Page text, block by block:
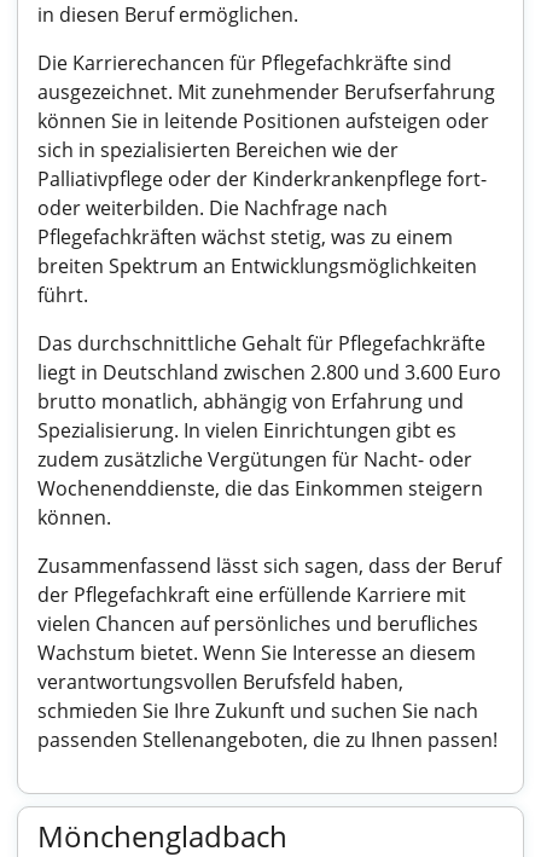
in diesen Beruf ermöglichen.
Die Karrierechancen für Pflegefachkräfte sind
ausgezeichnet. Mit zunehmender Berufserfahrung
können Sie in leitende Positionen aufsteigen oder
sich in spezialisierten Bereichen wie der
Palliativpflege oder der Kinderkrankenpflege fort-
oder weiterbilden. Die Nachfrage nach
Pflegefachkräften wächst stetig, was zu einem
breiten Spektrum an Entwicklungsmöglichkeiten
führt.
Das durchschnittliche Gehalt für Pflegefachkräfte
liegt in Deutschland zwischen 2.800 und 3.600 Euro
brutto monatlich, abhängig von Erfahrung und
Spezialisierung. In vielen Einrichtungen gibt es
zudem zusätzliche Vergütungen für Nacht- oder
Wochenenddienste, die das Einkommen steigern
können.
Zusammenfassend lässt sich sagen, dass der Beruf
der Pflegefachkraft eine erfüllende Karriere mit
vielen Chancen auf persönliches und berufliches
Wachstum bietet. Wenn Sie Interesse an diesem
verantwortungsvollen Berufsfeld haben,
schmieden Sie Ihre Zukunft und suchen Sie nach
passenden Stellenangeboten, die zu Ihnen passen!
Mönchengladbach